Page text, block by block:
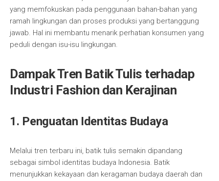
yang memfokuskan pada penggunaan bahan-bahan yang
ramah lingkungan dan proses produksi yang bertanggung
jawab. Hal ini membantu menarik perhatian konsumen yang
peduli dengan isu-isu lingkungan.
Dampak Tren Batik Tulis terhadap
Industri Fashion dan Kerajinan
1. Penguatan Identitas Budaya
Melalui tren terbaru ini, batik tulis semakin dipandang
sebagai simbol identitas budaya Indonesia. Batik
menunjukkan kekayaan dan keragaman budaya daerah dan